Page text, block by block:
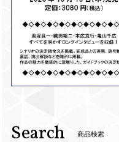
Search 商品検索